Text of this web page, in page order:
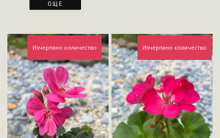
ОЩЕ
Изчерпано количество Изчерпано количество